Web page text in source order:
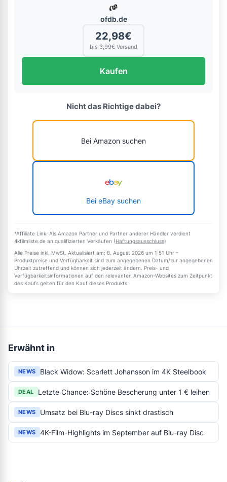
ofdb.de
22,98€
bis 3,99€ Versand
Kaufen
Nicht das Richtige dabei?
Bei Amazon suchen
Bei eBay suchen
*Affiliate Link: Als Amazon Partner und Partner anderer Händler verdient
4kfilmliste.de an qualifizierten Verkäufen (Haftungsausschluss)
Alle Preise inkl. MwSt. Aktualisiert am: 8. August 2026 um 1:51 Uhr –
Produktpreise und Verfügbarkeit sind zum angegebenen Datum/zur angegebenen
Uhrzeit zutreffend und können sich jederzeit ändern. Preis- und
Verfügbarkeitsinformationen auf den relevanten Amazon-Websites zum Zeitpunkt
des Kaufs gelten für den Kauf dieses Produkts.
Erwähnt in
NEWS Black Widow: Scarlett Johansson im 4K Steelbook
DEAL Letzte Chance: Schöne Bescherung unter 1 € leihen
NEWS Umsatz bei Blu-ray Discs sinkt drastisch
NEWS 4K-Film-Highlights im September auf Blu-ray Disc